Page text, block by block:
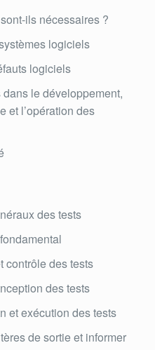
ils nécessaires ?
logiciels
logiciels
le développement,
et l’opération des
des tests
contrôle des tests
des tests
et exécution des tests
de sortie et informer